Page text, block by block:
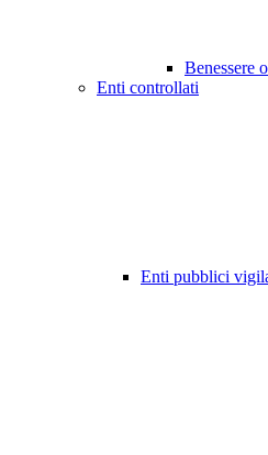
Benessere
Enti controllati
Enti pubblici